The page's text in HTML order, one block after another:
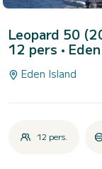
Leopard 50
12 pers •
Eden Island
12 pers.